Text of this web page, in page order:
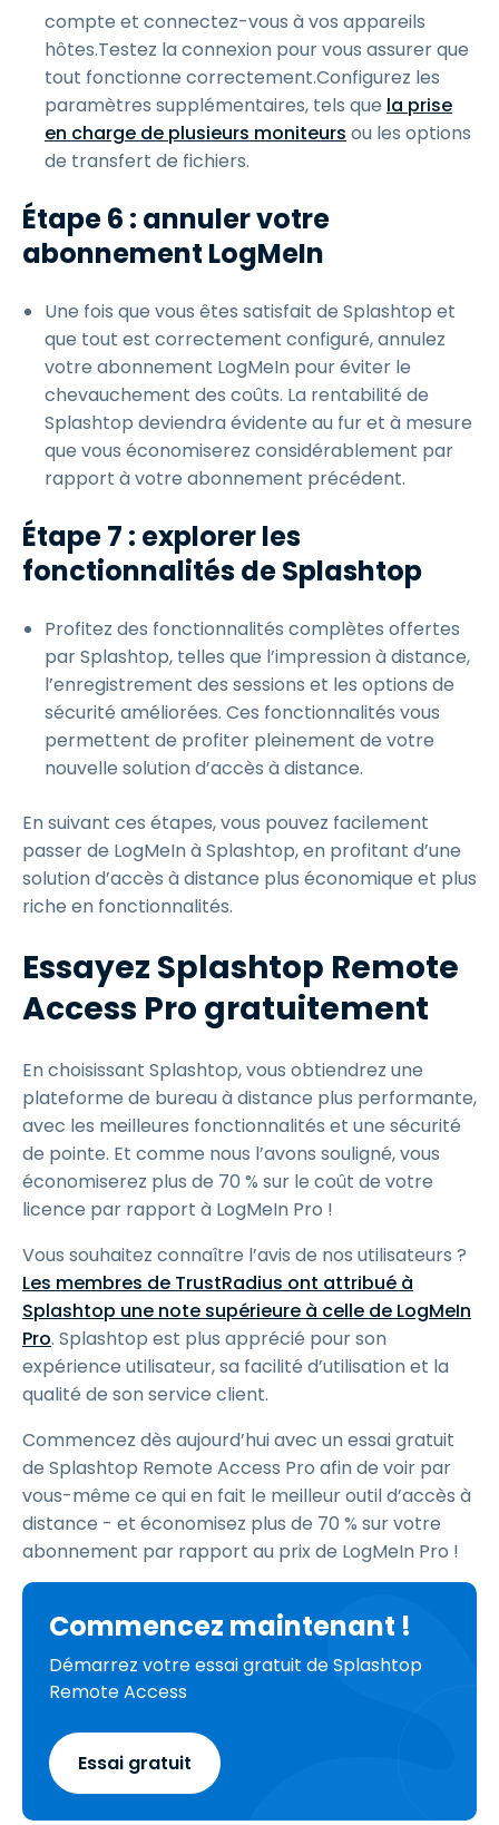
compte et connectez-vous à vos appareils
hôtes.Testez la connexion pour vous assurer que
tout fonctionne correctement.Configurez les
paramètres supplémentaires, tels que la prise
en charge de plusieurs moniteurs ou les options
de transfert de fichiers.
Étape 6 : annuler votre
abonnement LogMeIn
Une fois que vous êtes satisfait de Splashtop et
que tout est correctement configuré, annulez
votre abonnement LogMeIn pour éviter le
chevauchement des coûts. La rentabilité de
Splashtop deviendra évidente au fur et à mesure
que vous économiserez considérablement par
rapport à votre abonnement précédent.
Étape 7 : explorer les
fonctionnalités de Splashtop
Profitez des fonctionnalités complètes offertes
par Splashtop, telles que l’impression à distance,
l’enregistrement des sessions et les options de
sécurité améliorées. Ces fonctionnalités vous
permettent de profiter pleinement de votre
nouvelle solution d’accès à distance.
En suivant ces étapes, vous pouvez facilement
passer de LogMeIn à Splashtop, en profitant d’une
solution d’accès à distance plus économique et plus
riche en fonctionnalités.
Essayez Splashtop Remote
Access Pro gratuitement
En choisissant Splashtop, vous obtiendrez une
plateforme de bureau à distance plus performante,
avec les meilleures fonctionnalités et une sécurité
de pointe. Et comme nous l’avons souligné, vous
économiserez plus de 70 % sur le coût de votre
licence par rapport à LogMeIn Pro !
Vous souhaitez connaître l’avis de nos utilisateurs ?
Les membres de TrustRadius ont attribué à
Splashtop une note supérieure à celle de LogMeIn
Pro. Splashtop est plus apprécié pour son
expérience utilisateur, sa facilité d’utilisation et la
qualité de son service client.
Commencez dès aujourd’hui avec un essai gratuit
de Splashtop Remote Access Pro afin de voir par
vous-même ce qui en fait le meilleur outil d’accès à
distance - et économisez plus de 70 % sur votre
abonnement par rapport au prix de LogMeIn Pro !
Commencez maintenant !
Démarrez votre essai gratuit de Splashtop
Remote Access
Essai gratuit